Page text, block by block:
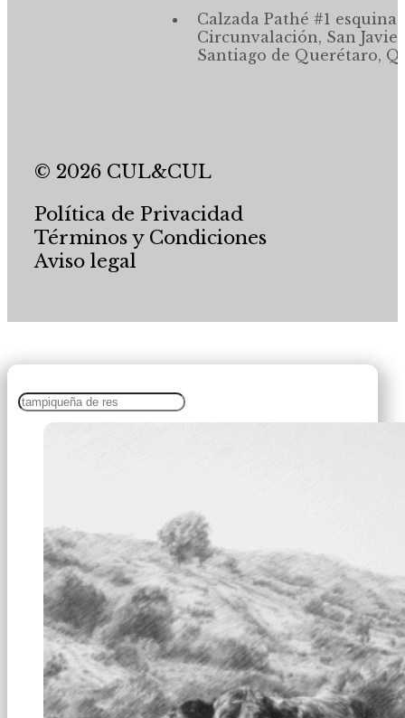
Calzada Pathé #1 esquina,
Circunvalación, San
Santiago de Querétaro,
© 2026 CUL&CUL
Política de Privacidad
Términos y Condiciones
Aviso legal